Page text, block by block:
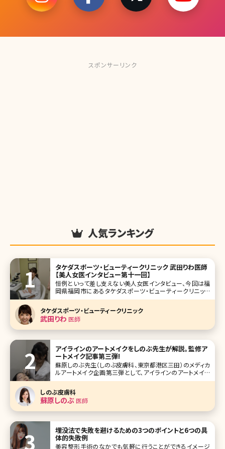
スポンサーリンク
人気ランキング
タケダスポーツ・ビューティークリニック 武田りわ医師
【美人女医インタビュー第十一回】
恒例といって差し支えない美人女医インタビュー、今回は福
岡県福岡市にあるタケダスポーツ・ビューティークリニック
の皮膚科・美容皮膚科部門の院長である武田りわ先生です。
美容皮膚科を通して、肌のことだけでなく、女性の生き方自
体をサポートしようとする姿勢が強く見えたインタビューでし
た。それではどうぞ!
タケダスポーツ・ビューティークリニック
武田りわ 医師
アイラインのアートメイクをしのぶ先生が解説。監修ア
ートメイク記事第三弾!
蘇原しのぶ先生（しのぶ皮膚科、東京都港区三田）のメディカ
ルアートメイク企画第三弾として、アイラインのアートメイク
について解説していただきました。 デザインが決まらなかっ
たり、なかなか上手くアイラインを描けないことってあります
よね?多くの女性にある悩みの解決を医療機関でしか受けら
れないアートメ
しのぶ皮膚科
蘇原しのぶ医師
埋没法で失敗を避けるための3つのポイントと6つの具
体的失敗例
美容整形手術のなかでも気軽に行うことができるイメージ